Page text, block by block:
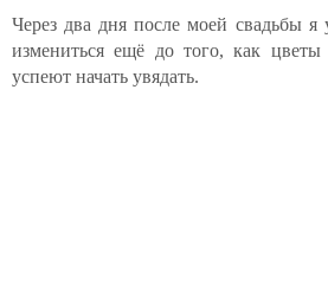
Через два дня после моей свадьбы я
измениться ещё до того, как
успеют начать увядать.